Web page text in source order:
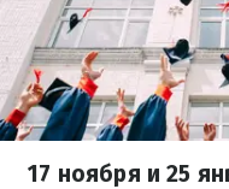
17 ноября и 25